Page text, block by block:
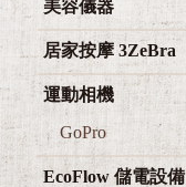
居家按摩 3ZeBra
運動相機
GoPro
EcoFlow 儲電設備